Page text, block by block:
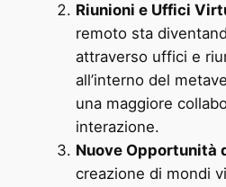
Riunioni e Uffici
remoto sta
attraverso uffici e
all’interno del
una maggiore
interazione.
Nuove Opportunità
creazione di mondi